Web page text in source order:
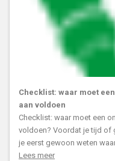
Checklist: waar moet
aan voldoen
Checklist: waar moet een
voldoen? Voordat je tijd of
je eerst gewoon weten
Lees meer